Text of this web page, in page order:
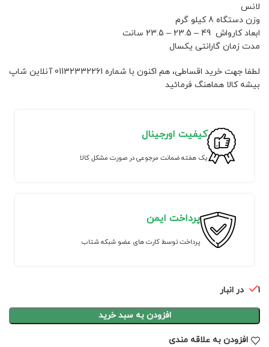
لانس
وزن دستگاه 8 کیلو گرم
ابعاد کارواش 49 – 23.5 – 23.5 سانت
مدت زمان گارانتی یکسال
لطفا جهت خرید اقساطی، هم اکنون با شماره 01132332261 آنلاین شاپ
بیشه کالا هماهنگ فرمائید
کیفیت اورجینال
یک هفته ضمانت مرجوعی در صورت مشکل کالا
پرداخت ایمن
پرداخت توسط کارت های عضو شبکه شتاب
1 در انبار
افزودن به سبد خرید
افزودن به علاقه مندی